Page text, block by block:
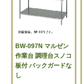
BW-097N マルゼン
作業台 調理台スノコ
板付 バックガードな
し